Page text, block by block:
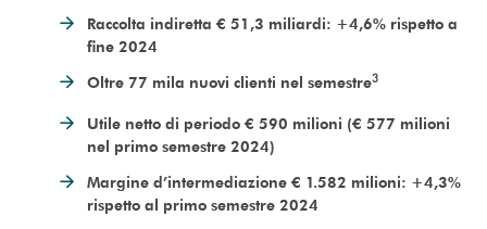
Raccolta indiretta € 51,3 miliardi: +4,6% rispetto a
fine 2024
Oltre 77 mila nuovi clienti nel semestre3
Utile netto di periodo € 590 milioni (€ 577 milioni
nel primo semestre 2024)
Margine d’intermediazione € 1.582 milioni: +4,3%
rispetto al primo semestre 2024